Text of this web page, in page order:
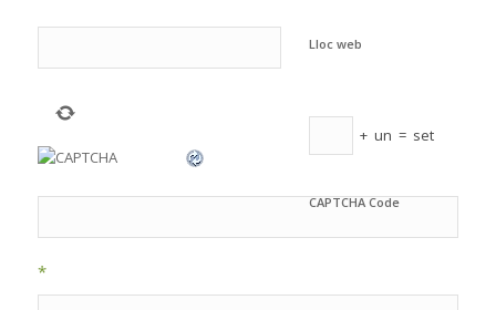
Lloc web
+ un = set
CAPTCHA Code
*